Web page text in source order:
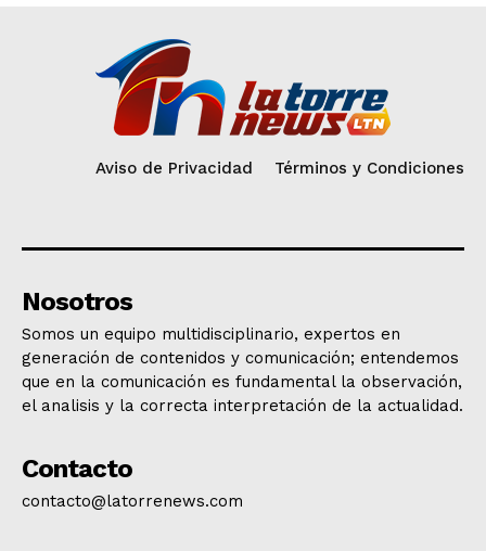
Aviso de Privacidad Términos y Condiciones
Nosotros
Somos un equipo multidisciplinario, expertos en
generación de contenidos y comunicación; entendemos
que en la comunicación es fundamental la observación,
el analisis y la correcta interpretación de la actualidad.
Contacto
contacto@latorrenews.com